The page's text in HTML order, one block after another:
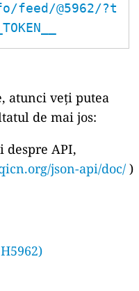
@5962/?t
atunci veți putea
de mai jos:
API,
json-api/doc/ )